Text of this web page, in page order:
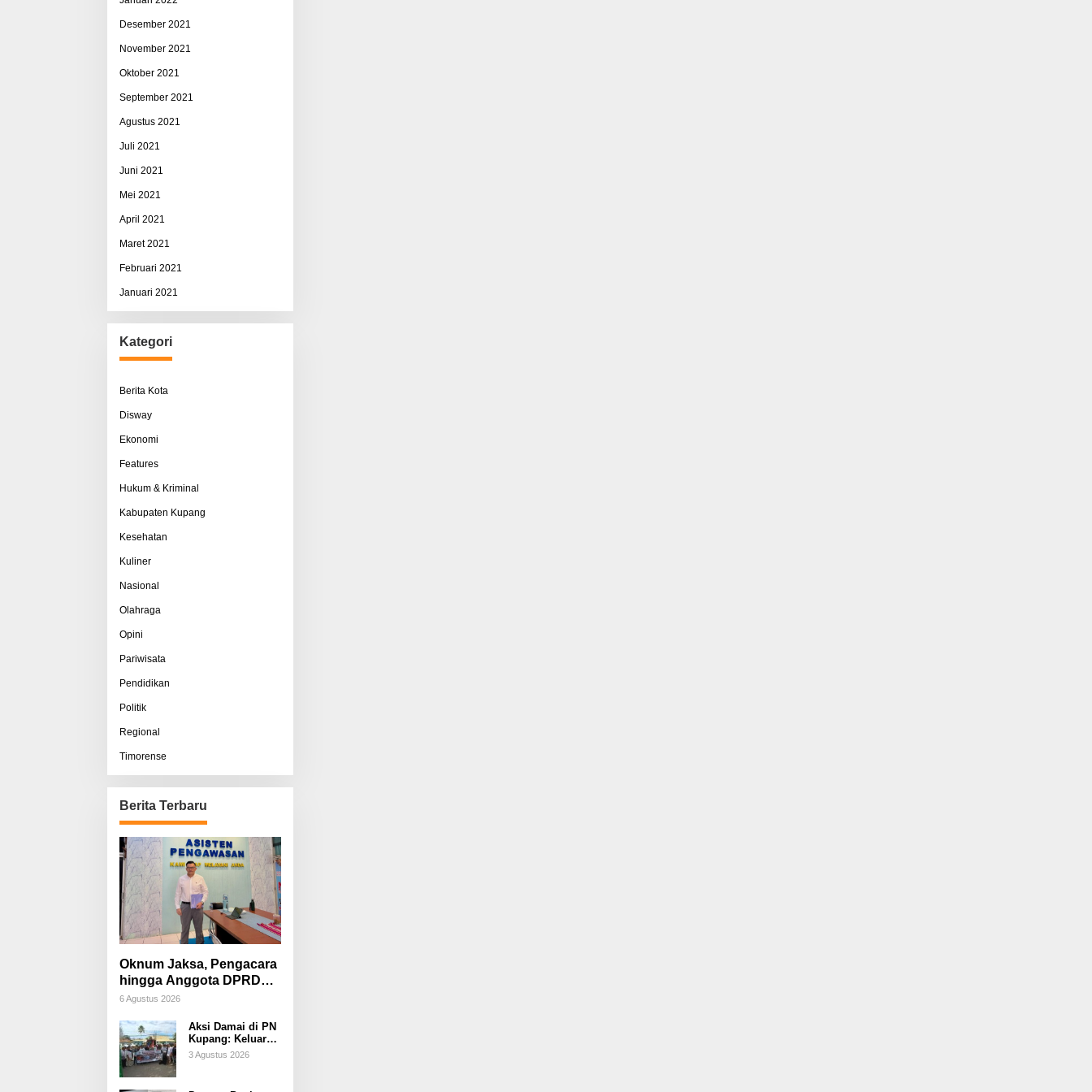
Desember 2021
November 2021
Oktober 2021
September 2021
Agustus 2021
Juli 2021
Juni 2021
Mei 2021
April 2021
Maret 2021
Februari 2021
Januari 2021
Kategori
Berita Kota
Disway
Ekonomi
Features
Hukum & Kriminal
Kabupaten Kupang
Kesehatan
Kuliner
Nasional
Olahraga
Opini
Pariwisata
Pendidikan
Politik
Regional
Timorense
Berita Terbaru
Oknum Jaksa, Pengacara
hingga Anggota DPRD
Diduga Terlibat, Sisco
Pemerasan Terorganisir
6 Agustus 2026
Aksi Damai di PN
Kupang: Keluarga
Tuding Proses
Hukum Kasus
3 Agustus 2026